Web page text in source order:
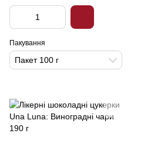
Пакування
Пакет 100 г